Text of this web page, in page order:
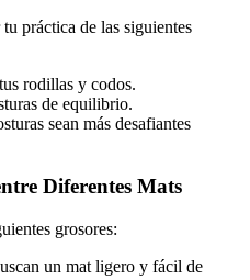
práctica de las siguientes
rodillas y codos.
de equilibrio.
sean más desafiantes
Diferentes Mats
grosores:
un mat ligero y fácil de